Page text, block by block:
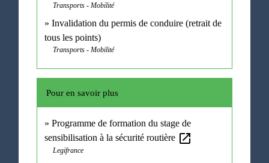
Transports - Mobilité
Invalidation du permis de conduire (retrait de
tous les points)
Transports - Mobilité
Pour en savoir plus
Programme de formation du stage de
sensibilisation à la sécurité routière open_in_new
Legifrance